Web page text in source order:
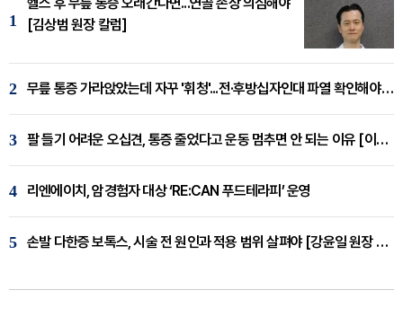
1
[김상범 원장 칼럼]
2 무릎 통증 가라앉았는데 자꾸 '휘청'...전·후방십자인대 파열 확인해야 [곽우경 원장 칼럼]
3 팔 들기 어려운 오십견, 통증 줄었다고 운동 멈추면 안 되는 이유 [이병욱 원장 칼럼]
4 리엔에이치, 암경험자 대상 ‘RE:CAN 푸드테라피’ 운영
5 손발 다한증 보톡스, 시술 전 원인과 적용 범위 살펴야 [강윤일 원장 칼럼]